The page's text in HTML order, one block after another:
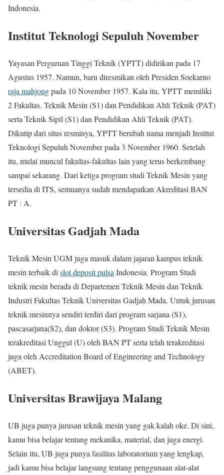
Indonesia.
Institut Teknologi Sepuluh November
Yayasan Perguruan Tinggi Teknik (YPTT) didirikan pada 17
Agustus 1957. Namun, baru diresmikan oleh Presiden Soekarno
raja mahjongpada 10 November 1957. Kala itu, YPTT memiliki
2 Fakultas. Teknik Mesin (S1) dan Pendidikan Ahli Teknik (PAT)
serta Teknik Sipil (S1) dan Pendidikan Ahli Teknik (PAT).
Dikutip dari situs resminya, YPTT berubah nama menjadi Institut
Teknologi Sepuluh November pada 3 November 1960. Setelah
itu, mulai muncul fakultas-fakultas lain yang terus berkembang
sampai sekarang. Dari ketiga program studi Teknik Mesin yang
tersedia di ITS, semuanya sudah mendapatkan Akreditasi BAN
PT : A.
Universitas Gadjah Mada
Teknik Mesin UGM juga masuk dalam jajaran kampus teknik
mesin terbaik di slot deposit pulsa Indonesia. Program Studi
teknik mesin berada di Departemen Teknik Mesin dan Teknik
Industri Fakultas Teknik Universitas Gadjah Mada. Untuk jurusan
teknik mesinnya sendiri terdiri dari program sarjana (S1),
pascasarjana(S2), dan doktor (S3). Program Studi Teknik Mesin
terakreditasi Unggul (U) oleh BAN PT serta telah terakreditasi
juga oleh Accreditation Board of Engineering and Technology
(ABET).
Universitas Brawijaya Malang
UB juga punya jurusan teknik mesin yang gak kalah oke. Di sini,
kamu bisa belajar tentang mekanika, material, dan juga energi.
Selain itu, UB juga punya fasilitas laboratorium yang lengkap,
jadi kamu bisa belajar langsung tentang penggunaan alat-alat